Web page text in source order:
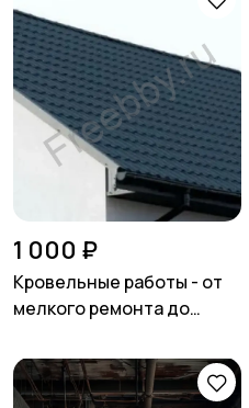
1 000 ₽
Кровельные работы - от
мелкого ремонта до